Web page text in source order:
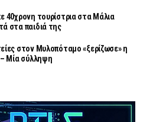
40χρονη τουρίστρια στα Μάλια
στα παιδιά της
στον Μυλοπόταμο «ξερίζωσε» η
Μία σύλληψη